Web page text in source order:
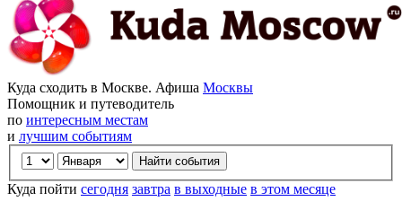
Куда сходить в Москве. Афиша Москвы
Помощник и путеводитель
по интересным местам
и лучшим событиям
Куда пойти сегодня завтра в выходные в этом месяце